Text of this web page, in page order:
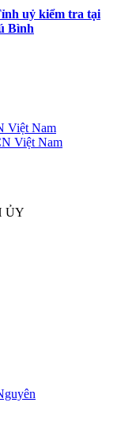
uỷ kiểm tra tại
Bình
Việt Nam
Việt Nam
ỦY